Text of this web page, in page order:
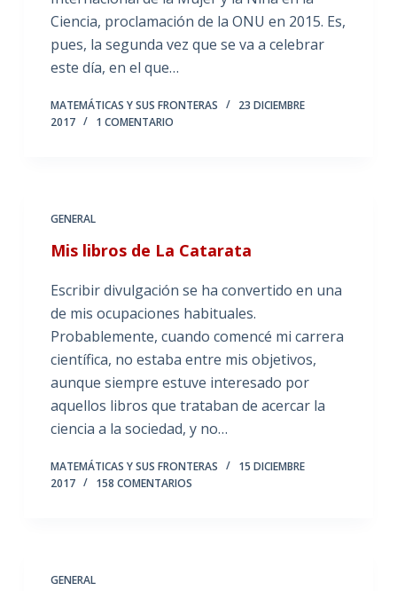
Ciencia, proclamación de la ONU en 2015. Es,
pues, la segunda vez que se va a celebrar
este día, en el que…
MATEMÁTICAS Y SUS FRONTERAS
23 DICIEMBRE
2017
1 COMENTARIO
GENERAL
Mis libros de La Catarata
Escribir divulgación se ha convertido en una
de mis ocupaciones habituales.
Probablemente, cuando comencé mi carrera
científica, no estaba entre mis objetivos,
aunque siempre estuve interesado por
aquellos libros que trataban de acercar la
ciencia a la sociedad, y no…
MATEMÁTICAS Y SUS FRONTERAS
15 DICIEMBRE
2017
158 COMENTARIOS
GENERAL